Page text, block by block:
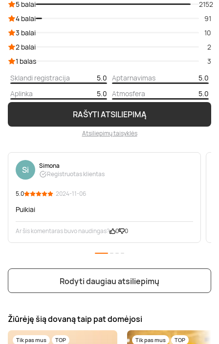
RAŠYTI ATSILIEPIMĄ
Atsiliepimų taisyklės
5 balai
2152
4 balai
91
3 balai
10
2 balai
2
1 balas
3
Sklandi registracija
5.0 Aptarnavimas
5.0
Aplinka
5.0 Atmosfera 5.0
Si
Simona
Registruotas klientas
5.0 · 2024-11-06
Puikiai
Ar šis komentaras buvo naudingas? 0 0
Rodyti daugiau atsiliepimų
Žiūrėję šią dovaną taip pat domėjosi
Tik pas mus TOP Tik pas mus TOP